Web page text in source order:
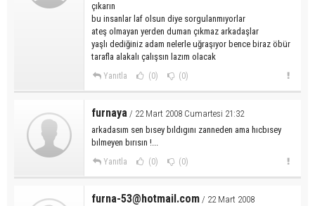
çıkarın
bu insanlar laf olsun diye sorgulanmıyorlar
ateş olmayan yerden duman çıkmaz arkadaşlar
yaşlı dediğiniz adam nelerle uğraşıyor bence biraz öbür
tarafla alakalı çalışsın lazım olacak
Yanıtla (0) (0)
furnaya / 22 Mart 2008 Cumartesi 21:32
arkadasım sen bısey bıldıgını zanneden ama hıcbısey
bılmeyen bırısın !...
Yanıtla (0) (0)
furna-53@hotmail.com / 22 Mart 2008